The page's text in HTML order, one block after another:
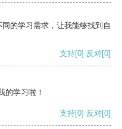
的学习需求，让我能够找到自
支持[0] 反对[0]
的学习啦！
支持[0] 反对[0]